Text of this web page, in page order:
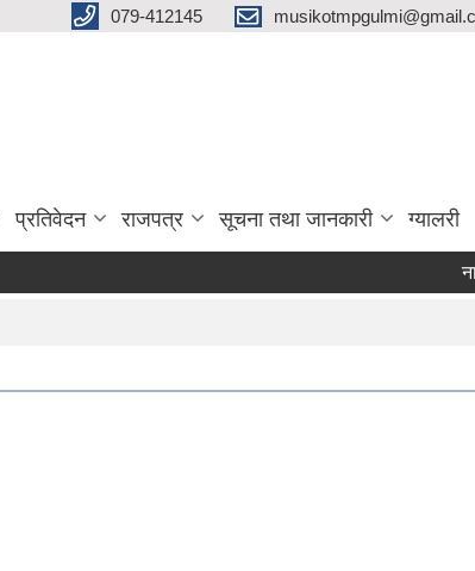
079-412145
प्रतिवेदन राजपत्र सूचना तथा जानकारी ग्यालरी